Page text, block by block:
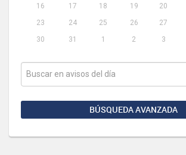
16
17 18 19 20
23
24 25 26 27
30
31 1 2 3
BÚSQUEDA AVANZADA